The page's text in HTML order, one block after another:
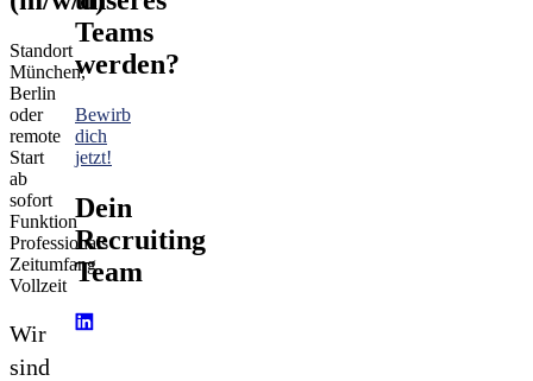
Standort
München,
Berlin
oder
remote
Start
ab
sofort
Funktion
Professionals
Zeitumfang
Vollzeit
Wir
sind
Teams
werden?
Bewirb
dich
jetzt!
Dein
Recruiting
Team